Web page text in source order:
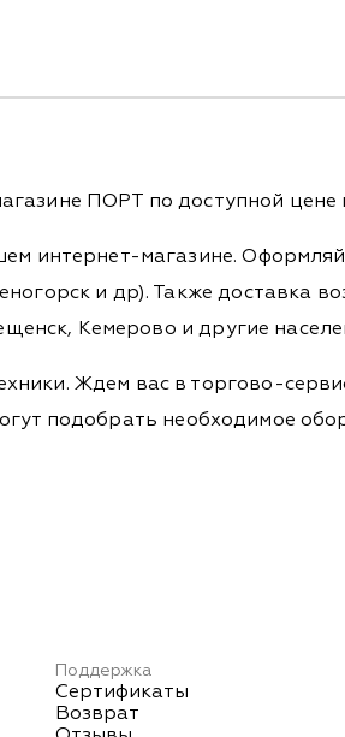
ПОРТ по доступной цене
интернет-магазине.
и др). Также доставка
Кемерово и другие
Ждем вас в торгово-
подобрать необходимое
Поддержка
Сертификаты
Возврат